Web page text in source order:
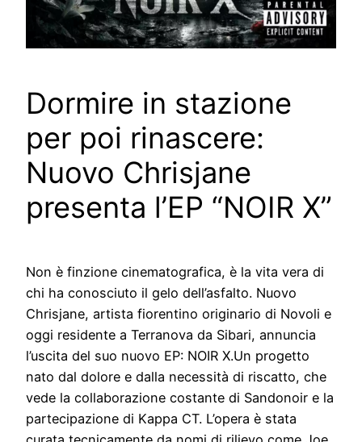
Dormire in stazione
per poi rinascere:
Nuovo Chrisjane
presenta l’EP “NOIR X”
Non è finzione cinematografica, è la vita vera di
chi ha conosciuto il gelo dell’asfalto. Nuovo
Chrisjane, artista fiorentino originario di Novoli e
oggi residente a Terranova da Sibari, annuncia
l’uscita del suo nuovo EP: NOIR X.Un progetto
nato dal dolore e dalla necessità di riscatto, che
vede la collaborazione costante di Sandonoir e la
partecipazione di Kappa CT. L’opera è stata